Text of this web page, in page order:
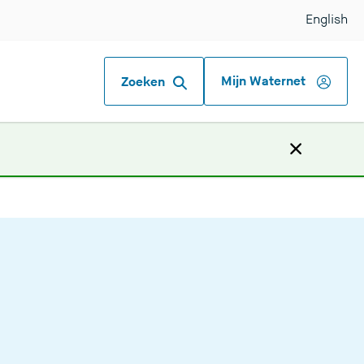
Zoeken Mijn Waternet
English